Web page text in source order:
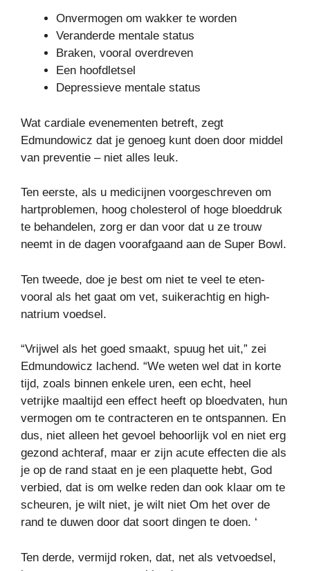
Onvermogen om wakker te worden
Veranderde mentale status
Braken, vooral overdreven
Een hoofdletsel
Depressieve mentale status
Wat cardiale evenementen betreft, zegt
Edmundowicz dat je genoeg kunt doen door middel
van preventie – niet alles leuk.
Ten eerste, als u medicijnen voorgeschreven om
hartproblemen, hoog cholesterol of hoge bloeddruk
te behandelen, zorg er dan voor dat u ze trouw
neemt in de dagen voorafgaand aan de Super Bowl.
Ten tweede, doe je best om niet te veel te eten-
vooral als het gaat om vet, suikerachtig en high-
natrium voedsel.
“Vrijwel als het goed smaakt, spuug het uit,” zei
Edmundowicz lachend. “We weten wel dat in korte
tijd, zoals binnen enkele uren, een echt, heel
vetrijke maaltijd een effect heeft op bloedvaten, hun
vermogen om te contracteren en te ontspannen. En
dus, niet alleen het gevoel behoorlijk vol en niet erg
gezond achteraf, maar er zijn acute effecten die als
je op de rand staat en je een plaquette hebt, God
verbied, dat is om welke reden dan ook klaar om te
scheuren, je wilt niet, je wilt niet Om het over de
rand te duwen door dat soort dingen te doen. ‘
Ten derde, vermijd roken, dat, net als vetvoedsel,